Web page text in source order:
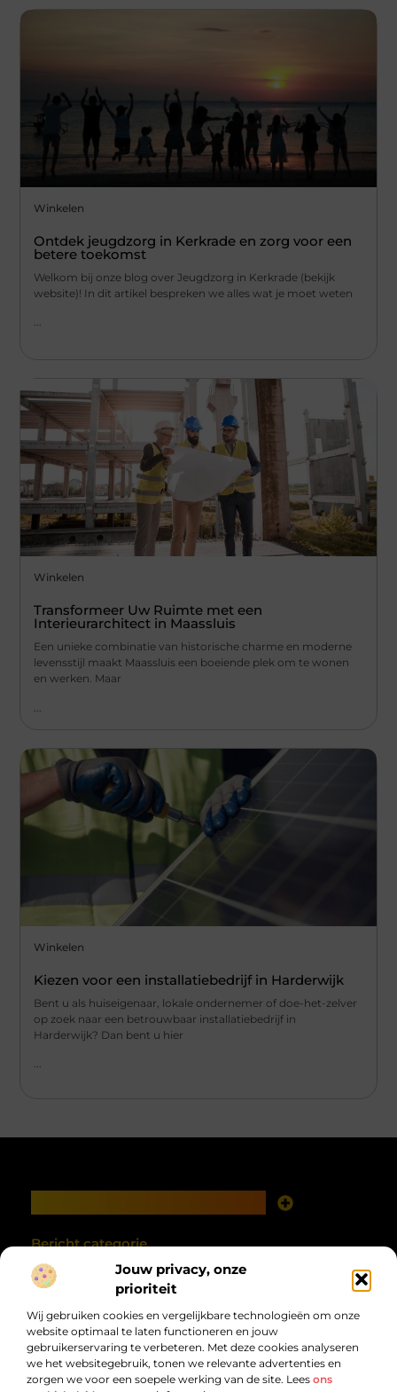
Jouw privacy, onze
prioriteit
Wij gebruiken cookies en vergelijkbare technologieën om onze
website optimaal te laten functioneren en jouw
gebruikerservaring te verbeteren. Met deze cookies analyseren
we het websitegebruik, tonen we relevante advertenties en
zorgen we voor een soepele werking van de site. Lees ons
Winkelen
Ontdek jeugdzorg in Kerkrade en zorg voor een
betere toekomst
Welkom bij onze blog over Jeugdzorg in Kerkrade (bekijk
website)! In dit artikel bespreken we alles wat je moet weten
...
Winkelen
Transformeer Uw Ruimte met een
Interieurarchitect in Maassluis
Een unieke combinatie van historische charme en moderne
levensstijl maakt Maassluis een boeiende plek om te wonen
en werken. Maar
Winkelen
Kiezen voor een installatiebedrijf in Harderwijk
Bent u als huiseigenaar, lokale ondernemer of doe-het-zelver
op zoek naar een betrouwbaar installatiebedrijf in
Harderwijk? Dan bent u hier
...
Bericht categorie